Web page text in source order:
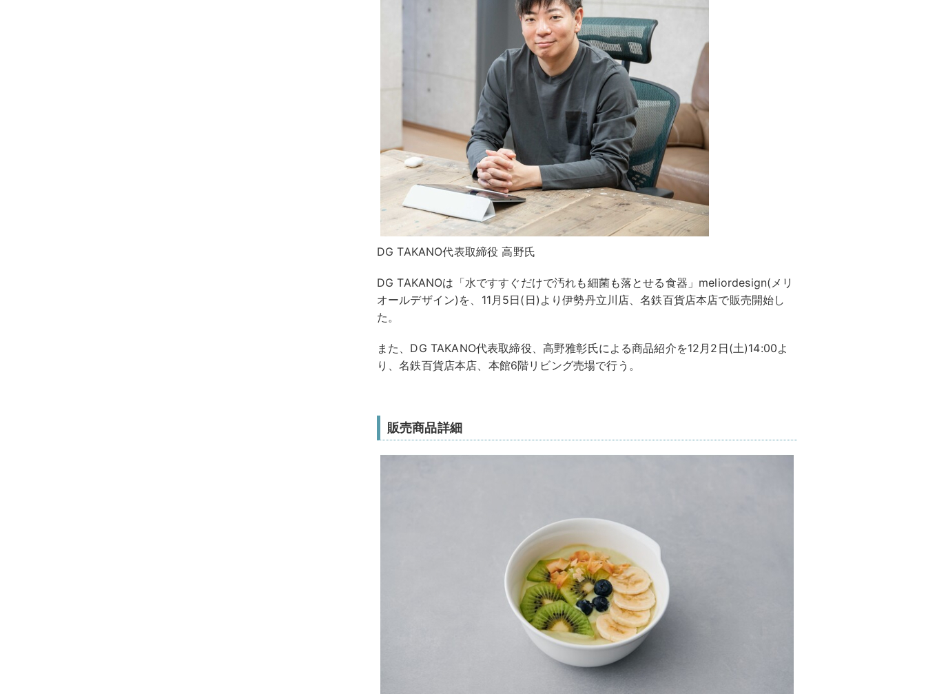
DG TAKANO代表取締役 高野氏
DG TAKANOは「水ですすぐだけで汚れも細菌も落とせる食器」meliordesign(メリ
オールデザイン)を、11月5日(日)より伊勢丹立川店、名鉄百貨店本店で販売開始し
た。
また、DG TAKANO代表取締役、高野雅彰氏による商品紹介を12月2日(土)14:00よ
り、名鉄百貨店本店、本館6階リビング売場で行う。
販売商品詳細